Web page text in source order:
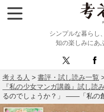
シンプルな暮らし
知の楽しみにあ
考える人 > 書評・試し読み一覧
『私の少女マンガ講義』試し読み
るのでしょうか？」 ――「私の